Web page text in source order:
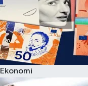
Ekonomi